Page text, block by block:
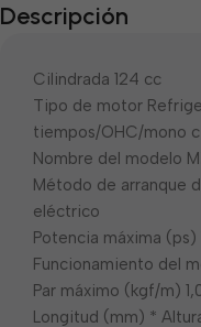
Descripción
Cilindrada 124 cc
Tipo de motor
tiempos/OHC/mono
Nombre del modelo
Método de arranque
eléctrico
Potencia máxima
Funcionamiento del
Par máximo (kgf/m)
Longitud (mm) *